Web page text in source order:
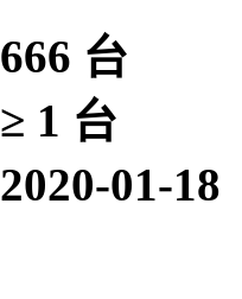
666 台
≥ 1 台
2020-01-18